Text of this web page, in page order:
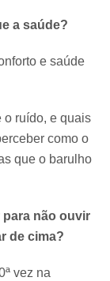
a saúde?
e saúde
o ruído, e quais
como o
que o barulho
para não ouvir
de cima?
vez na